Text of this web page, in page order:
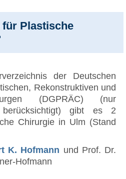
für Plastische
der Deutschen
Rekonstruktiven und
(DGPRÄC) (nur
berücksichtigt) gibt es 2
Chirurgie in Ulm (Stand
K. Hofmann und Prof. Dr.
Hofmann